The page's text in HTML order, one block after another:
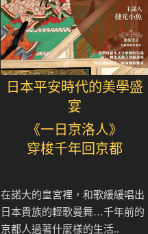
日本平安時代的美學盛
宴
《一日京洛人》
穿梭千年回京都
在諾大的皇宮裡，和歌緩緩唱出
日本貴族的輕歌曼舞…千年前的
京都人過著什麼樣的生活..